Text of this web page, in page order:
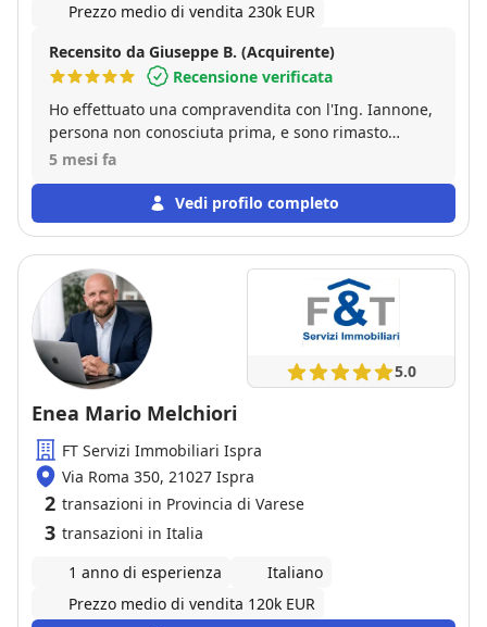
Prezzo medio di vendita 230k EUR
Recensito da Giuseppe B. (Acquirente)
Recensione verificata
Ho effettuato una compravendita con l'Ing. Iannone,
persona non conosciuta prima, e sono rimasto
pienamente soddisfatto. Mi ha seguito nelle varie
"dileguarsi" dopo la firma del compromesso, cosa
che purtroppo accade sovente. Persona gentile,
vivamente.
5 mesi fa
Vedi profilo completo
5.0
Enea Mario Melchiori
FT Servizi Immobiliari Ispra
Via Roma 350, 21027 Ispra
2 transazioni in Provincia di Varese
3 transazioni in Italia
1 anno di esperienza
Italiano
Prezzo medio di vendita 120k EUR